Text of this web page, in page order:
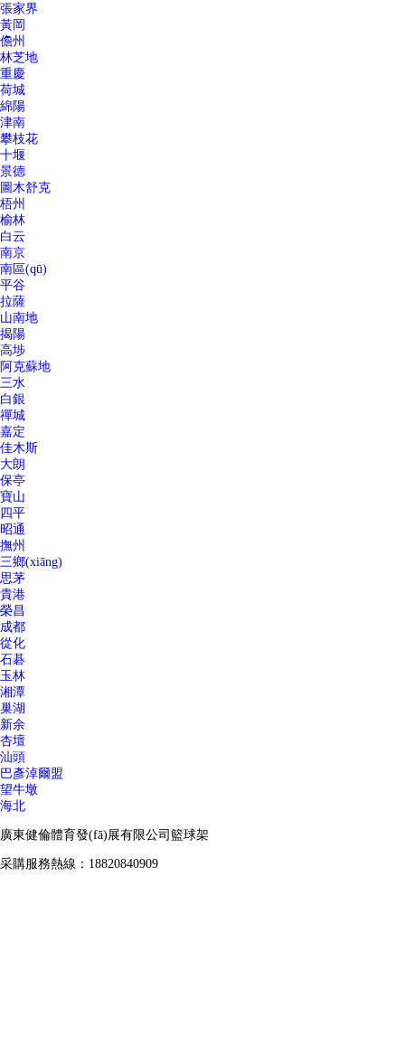
張家界
黃岡
儋州
林芝地
重慶
荷城
綿陽
津南
攀枝花
十堰
景德
圖木舒克
梧州
榆林
白云
南京
南區(qū)
平谷
拉薩
山南地
揭陽
高埗
阿克蘇地
三水
白銀
禪城
嘉定
佳木斯
大朗
保亭
寶山
四平
昭通
撫州
三鄉(xiāng)
思茅
貴港
榮昌
成都
從化
石碁
玉林
湘潭
巢湖
新余
杏壇
汕頭
巴彥淖爾盟
望牛墩
海北
廣東健倫體育發(fā)展有限公司籃球架
采購服務熱線：18820840909